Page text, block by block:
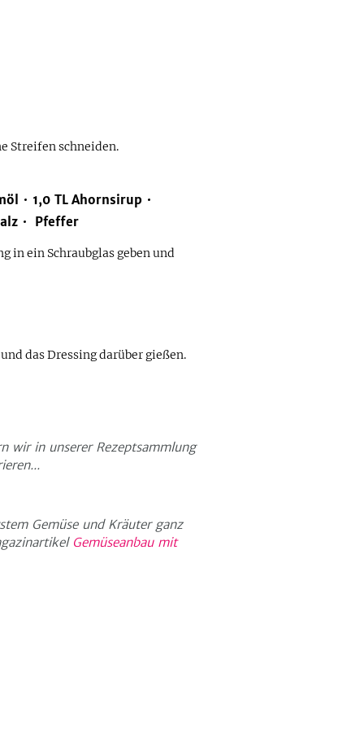
Streifen schneiden.
1,0 TL Ahornsirup
Pfeffer
in ein Schraubglas geben und
das Dressing darüber gießen.
wir in unserer Rezeptsammlung
Gemüse und Kräuter ganz
Gemüseanbau mit